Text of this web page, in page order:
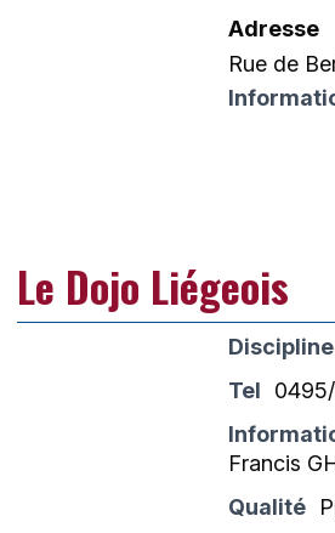
Adresse
Rue de
Le Dojo Liégeois
Discipline
Tel
Francis
Qualité